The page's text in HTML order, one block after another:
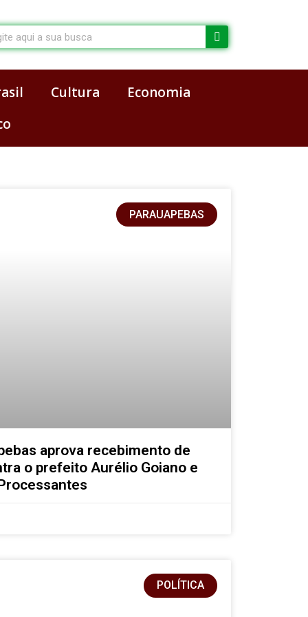
Cultura
Economia
PARAUAPEBAS
aprova recebimento de
o prefeito Aurélio Goiano e
POLÍTICA